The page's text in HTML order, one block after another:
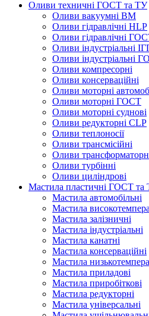
Оливи техничні ГОСТ та ТУ
Оливи вакуумні ВМ
Оливи гідравлічні HLP
Оливи гідравлічні
Оливи індустріальні
Оливи індустріальні
Оливи компресорні
Оливи консерваційні
Оливи моторні
Оливи моторні ГОСТ
Оливи моторні суднові
Оливи редукторні CLP
Оливи теплоносії
Оливи трансмісійні
Оливи
Оливи турбінні
Оливи циліндрові
Мастила пластичні ГОСТ та
Мастила автомобільні
Мастила
Мастила залізничні
Мастила індустріальні
Мастила канатні
Мастила консерваційні
Мастила
Мастила приладові
Мастила приробіткові
Мастила редукторні
Мастила універсальні